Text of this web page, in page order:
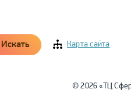
Искать Карта сайта
© 2026 «ТЦ